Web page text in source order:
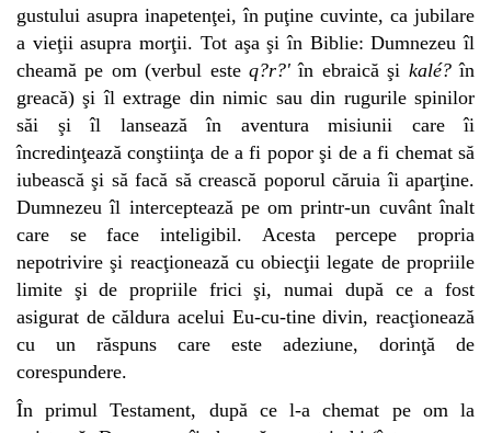
gustului asupra inapetenţei, în puţine cuvinte, ca jubilare
a vieţii asupra morţii. Tot aşa şi în Biblie: Dumnezeu îl
cheamă pe om (verbul este q?r?' în ebraică şi kalé?în
greacă) şi îl extrage din nimic sau din rugurile spinilor
săi şi îl lansează în aventura misiunii care îi
încredinţează conştiinţa de a fi popor şi de a fi chemat să
iubească şi să facă să crească poporul căruia îi aparţine.
Dumnezeu îl interceptează pe om printr-un cuvânt înalt
care se face inteligibil. Acesta percepe propria
nepotrivire şi reacţionează cu obiecţii legate de propriile
limite şi de propriile frici şi, numai după ce a fost
asigurat de căldura acelui Eu-cu-tine divin, reacţionează
cu un răspuns care este adeziune, dorinţă de
corespundere.
În primul Testament, după ce l-a chemat pe om la